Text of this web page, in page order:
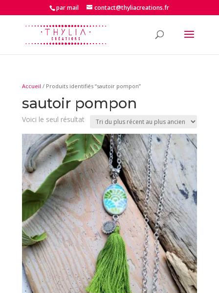
par mail contact@thyliacreations.fr
Accueil / Produits identifiés “sautoir pompon”
sautoir pompon
Voici le seul résultat